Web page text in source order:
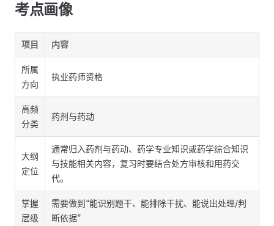
考点画像
项目 内容
所属
方向
执业药师资格
高频
分类
药剂与药动
大纲
定位
通常归入药剂与药动、药学专业知识或药学综合知识
与技能相关内容，复习时要结合处方审核和用药交
代。
掌握
层级
需要做到“能识别题干、能排除干扰、能说出处理/判
断依据”